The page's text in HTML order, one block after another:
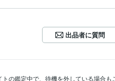
出品者に質問
の鑑定中で、待機を外している場合も